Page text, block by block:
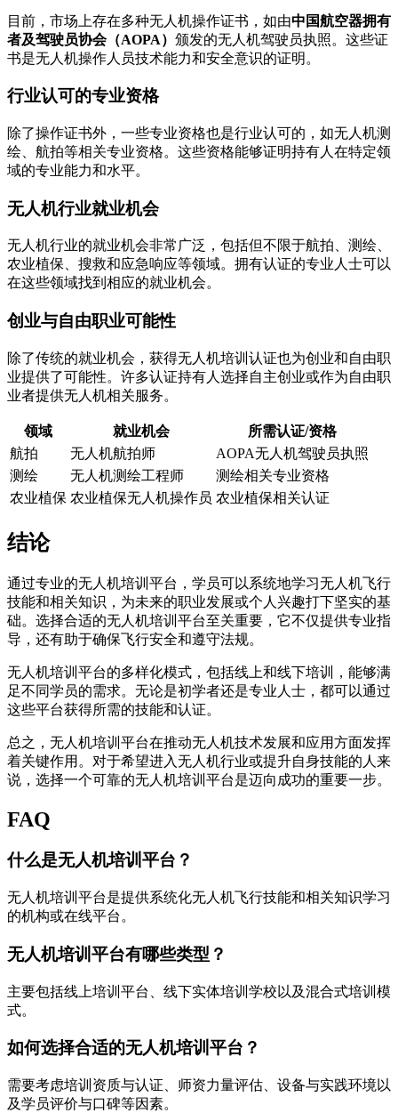
目前，市场上存在多种无人机操作证书，如由中国航空器拥有
者及驾驶员协会（AOPA） 颁发的无人机驾驶员执照。这些证
书是无人机操作人员技术能力和安全意识的证明。
行业认可的专业资格
除了操作证书外，一些专业资格也是行业认可的，如无人机测
绘、航拍等相关专业资格。这些资格能够证明持有人在特定领
域的专业能力和水平。
无人机行业就业机会
无人机行业的就业机会非常广泛，包括但不限于航拍、测绘、
农业植保、搜救和应急响应等领域。拥有认证的专业人士可以
在这些领域找到相应的就业机会。
创业与自由职业可能性
除了传统的就业机会，获得无人机培训认证也为创业和自由职
业提供了可能性。许多认证持有人选择自主创业或作为自由职
业者提供无人机相关服务。
领域 就业机会
所需认证/资格
航拍
无人机航拍师
AOPA无人机驾驶员执照
测绘
无人机测绘工程师
测绘相关专业资格
农业植保 农业植保无人机操作员 农业植保相关认证
结论
通过专业的无人机培训平台，学员可以系统地学习无人机飞行
技能和相关知识，为未来的职业发展或个人兴趣打下坚实的基
础。选择合适的无人机培训平台至关重要，它不仅提供专业指
导，还有助于确保飞行安全和遵守法规。
无人机培训平台的多样化模式，包括线上和线下培训，能够满
足不同学员的需求。无论是初学者还是专业人士，都可以通过
这些平台获得所需的技能和认证。
总之，无人机培训平台在推动无人机技术发展和应用方面发挥
着关键作用。对于希望进入无人机行业或提升自身技能的人来
说，选择一个可靠的无人机培训平台是迈向成功的重要一步。
FAQ
什么是无人机培训平台？
无人机培训平台是提供系统化无人机飞行技能和相关知识学习
的机构或在线平台。
无人机培训平台有哪些类型？
主要包括线上培训平台、线下实体培训学校以及混合式培训模
式。
如何选择合适的无人机培训平台？
需要考虑培训资质与认证、师资力量评估、设备与实践环境以
及学员评价与口碑等因素。